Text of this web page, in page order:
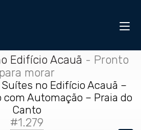
Edifício Acauã - Pronto
para morar
no Edifício Acauã –
com Automação – Praia do
Canto
#1.279